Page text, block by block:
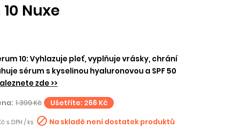
Nuxe
10: Vyhlazuje pleť, vyplňuje vrásky, chrání
sérum s kyselinou hyaluronovou a SPF 50
zde >>
1 399 Kč Ušetříte: 266 Kč
s DPH / ks  Na skladě není dostatek produktů